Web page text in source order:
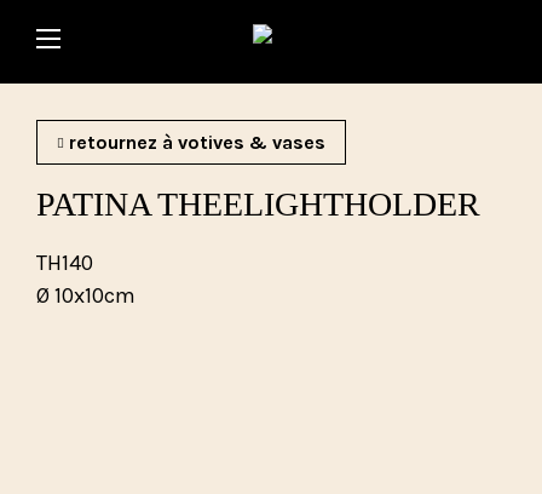
retournez à votives & vases
PATINA THEELIGHTHOLDER
TH140
Ø 10x10cm